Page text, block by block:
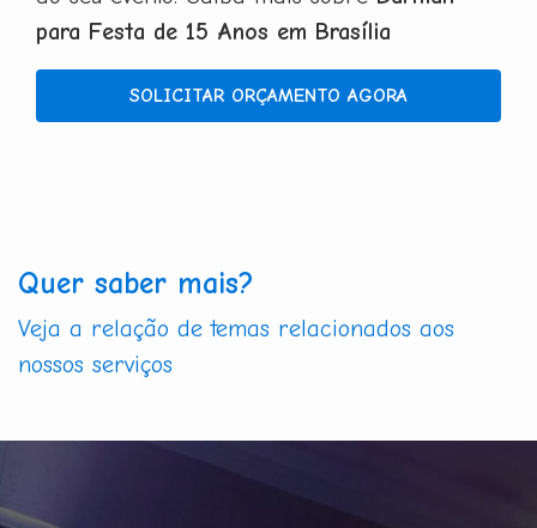
para Festa de 15 Anos em Brasília
SOLICITAR ORÇAMENTO AGORA
Quer saber mais?
Veja a relação de temas relacionados aos
nossos serviços